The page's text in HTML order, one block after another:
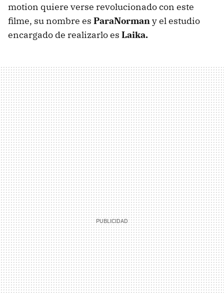
motion quiere verse revolucionado con este
filme, su nombre es ParaNormany el estudio
encargado de realizarlo es Laika.